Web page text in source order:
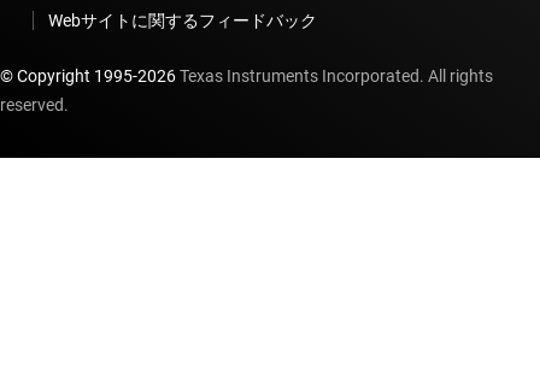
Webサイトに関するフィードバック
© Copyright 1995-2026Texas Instruments Incorporated. All rights
reserved.